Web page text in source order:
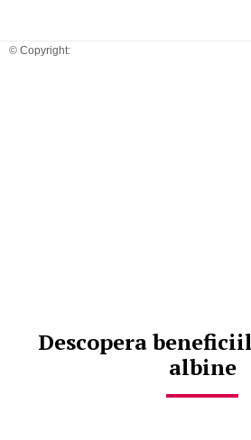
© Copyright:
Descopera
albine